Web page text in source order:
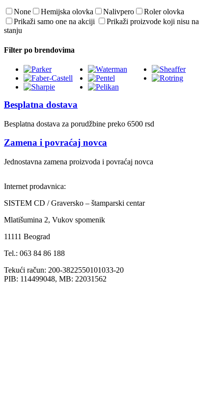
None Hemijska olovka Nalivpero
Roler olovka
Prikaži samo one na akciji
Prikaži proizvode koji nisu na
stanju
Filter po brendovima
Besplatna dostava
Besplatna dostava za porudžbine preko 6500 rsd
Zamena i povraćaj novca
Jednostavna zamena proizvoda i povraćaj novca
Internet prodavnica:
SISTEM CD / Graversko – štamparski centar
Mlatišumina 2, Vukov spomenik
11111 Beograd
Tel.: 063 84 86 188
Tekući račun: 200-3822550101033-20
PIB: 114499048, MB: 22031562